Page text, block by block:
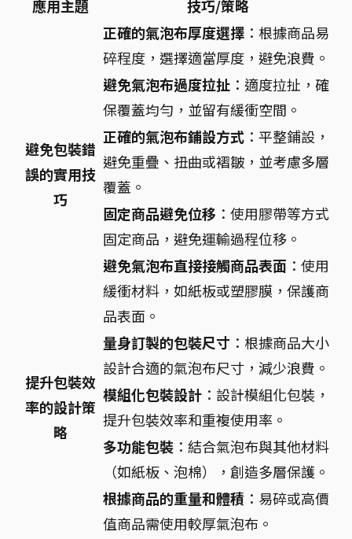
應用主題
技巧/策略
避免包裝錯
誤的實用技
巧
正確的氣泡布厚度選擇 ：根據商品易
碎程度，選擇適當厚度，避免浪費。
避免氣泡布過度拉扯 ：適度拉扯，確
保覆蓋均勻，並留有緩衝空間。
正確的氣泡布鋪設方式 ：平整鋪設，
避免重疊、扭曲或褶皺，並考慮多層
覆蓋。
固定商品避免位移 ：使用膠帶等方式
固定商品，避免運輸過程位移。
避免氣泡布直接接觸商品表面 ：使用
緩衝材料，如紙板或塑膠膜，保護商
品表面。
提升包裝效
率的設計策
略
量身訂製的包裝尺寸 ：根據商品大小
設計合適的氣泡布尺寸，減少浪費。
模組化包裝設計 ：設計模組化包裝，
提升包裝效率和重複使用率。
多功能包裝 ：結合氣泡布與其他材料
（如紙板、泡棉），創造多層保護。
根據商品的重量和體積 ：易碎或高價
值商品需使用較厚氣泡布。